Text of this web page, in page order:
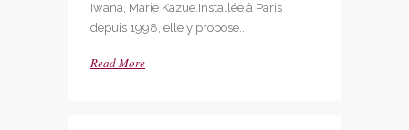
Iwana, Marie Kazue.Installée à Paris
depuis 1998, elle y propose...
Read More